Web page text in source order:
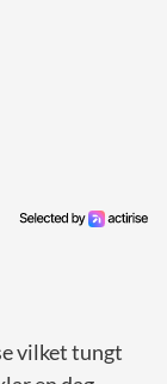
vilket tungt